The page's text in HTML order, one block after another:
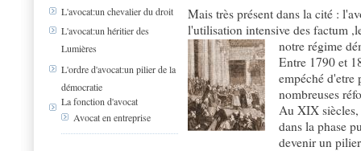
L'avocat:un chevalier du droit
L'avocat:un héritier des
Lumières
L'ordre d'avocat:un pilier de la
démocratie
La fonction d'avocat
Avocat en entreprise
Mais très présent dans la cité :
l'utilisation intensive des factum
notre régime
Entre 1790 et
empéché d'etre
nombreuses
Au XIX siècles,
dans la phase
devenir un